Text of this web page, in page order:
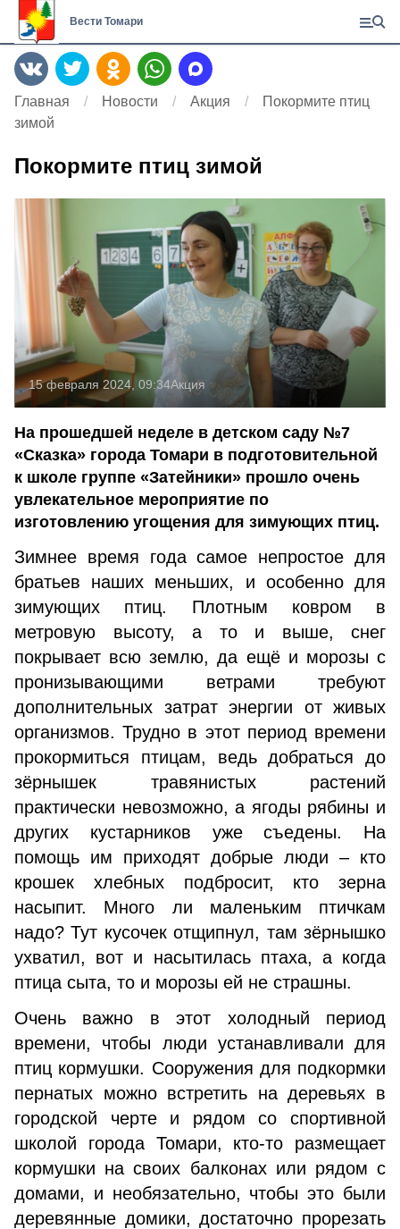
Вести Томари
Главная Новости Акция
Покормите птиц
зимой
Покормите птиц зимой
15 февраля 2024, 09:34Акция
На прошедшей неделе в детском саду №7
«Сказка» города Томари в подготовительной
к школе группе «Затейники» прошло очень
увлекательное мероприятие по
изготовлению угощения для зимующих птиц.
Зимнее время года самое непростое для
братьев наших меньших, и особенно для
зимующих птиц. Плотным ковром в
метровую высоту, а то и выше, снег
покрывает всю землю, да ещё и морозы с
пронизывающими ветрами требуют
дополнительных затрат энергии от живых
организмов. Трудно в этот период времени
прокормиться птицам, ведь добраться до
зёрнышек травянистых растений
практически невозможно, а ягоды рябины и
других кустарников уже съедены. На
помощь им приходят добрые люди – кто
крошек хлебных подбросит, кто зерна
насыпит. Много ли маленьким птичкам
надо? Тут кусочек отщипнул, там зёрнышко
ухватил, вот и насытилась птаха, а когда
птица сыта, то и морозы ей не страшны.
Очень важно в этот холодный период
времени, чтобы люди устанавливали для
птиц кормушки. Сооружения для подкормки
пернатых можно встретить на деревьях в
городской черте и рядом со спортивной
школой города Томари, кто-то размещает
кормушки на своих балконах или рядом с
домами, и необязательно, чтобы это были
деревянные домики, достаточно прорезать